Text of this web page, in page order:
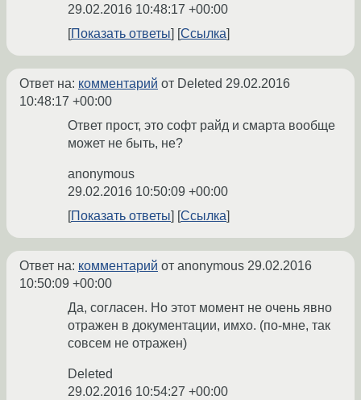
29.02.2016 10:48:17 +00:00
Показать ответы
Ссылка
Ответ на: комментарий от Deleted 29.02.2016
10:48:17 +00:00
Ответ прост, это софт райд и смарта вообще
может не быть, не?
anonymous
29.02.2016 10:50:09 +00:00
Показать ответы
Ссылка
Ответ на: комментарий от anonymous 29.02.2016
10:50:09 +00:00
Да, согласен. Но этот момент не очень явно
отражен в документации, имхо. (по-мне, так
совсем не отражен)
Deleted
29.02.2016 10:54:27 +00:00